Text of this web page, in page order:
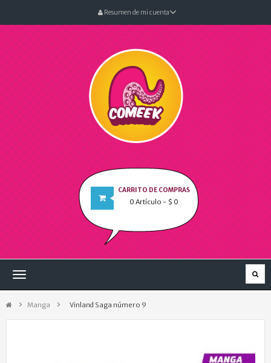
Resumen de mi cuenta
CARRITO DE COMPRAS
0 Artículo - $ 0
Navegación
Manga > Vinland Saga número 9